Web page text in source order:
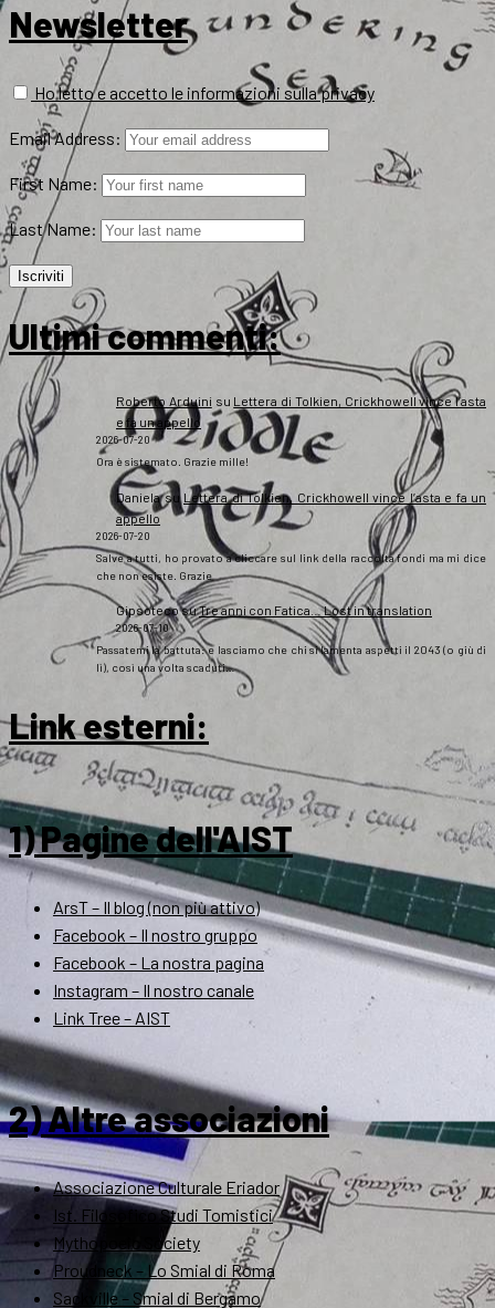
Newsletter
Ho letto e accetto le informazioni sulla privacy
Email Address:
First Name:
Last Name:
Ultimi commenti:
Roberto Arduini su Lettera di Tolkien, Crickhowell vince l’asta
e fa un appello
2026-07-20
Ora è sistemato. Grazie mille!
DanielasuLettera di Tolkien, Crickhowell vince l’asta e fa un
appello
2026-07-20
Salve a tutti, ho provato a cliccare sul link della raccolta fondi ma mi dice
che non esiste. Grazie
GipsotecosuTre anni con Fatica… Lost in translation
2026-07-10
Passatemi la battuta: e lasciamo che chi si lamenta aspetti il 2043 (o giù di
lì), così una volta scaduti…
Link esterni:
1) Pagine dell'AIST
ArsT – Il blog (non più attivo)
Facebook – Il nostro gruppo
Facebook – La nostra pagina
Instagram – Il nostro canale
Link Tree – AIST
2) Altre associazioni
Associazione Culturale Eriador
Ist. Filosofico Studi Tomistici
Mythopoeic Society
Proudneck – Lo Smial di Roma
Sackville – Smial di Bergamo